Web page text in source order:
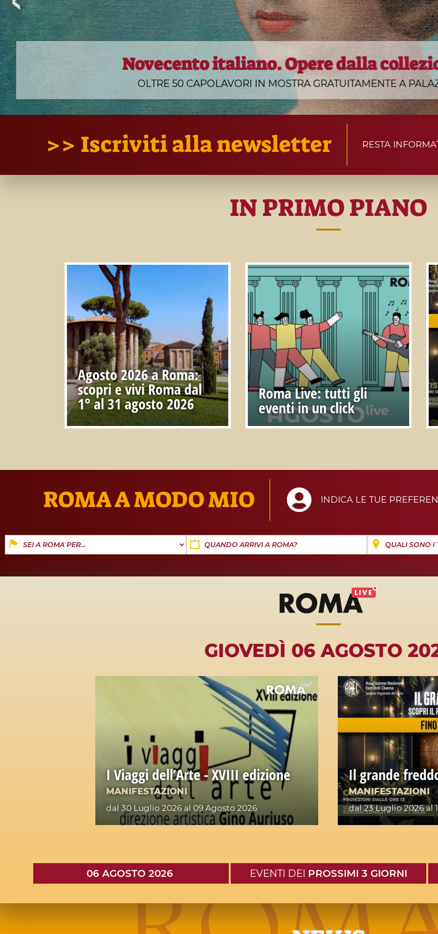
Novecento italiano. Opere dalla
OLTRE 50 CAPOLAVORI IN MOSTRA GRATUITAMENTE A
Ercolano. L’arte di
LA MOSTRA CHE INVITA A SCOPRIRE IL VOLTO PIÙ
>> Iscriviti alla newsletter RESTA
IN PRIMO PIANO
Agosto 2026 a Roma:
scopri e vivi Roma dal
1° al 31 agosto 2026
Cosa fare dal 1° al 31 agosto 2026 a
Roma, un mese dieventi imperdibilie
Roma Live: tutti gli
eventi in un click
ROMA A MODO MIO INDICA LE TUE
GIOVEDÌ 06 AGOSTO
I Viaggi dell’Arte - XVIII edizione
MANIFESTAZIONI
dal 30 Luglio 2026 al 09 Agosto 2026
Il grande
MANIFESTAZIONI
dal 23 Luglio 2026al
06 AGOSTO 2026 EVENTI DEI PROSSIMI 3 GIORNI